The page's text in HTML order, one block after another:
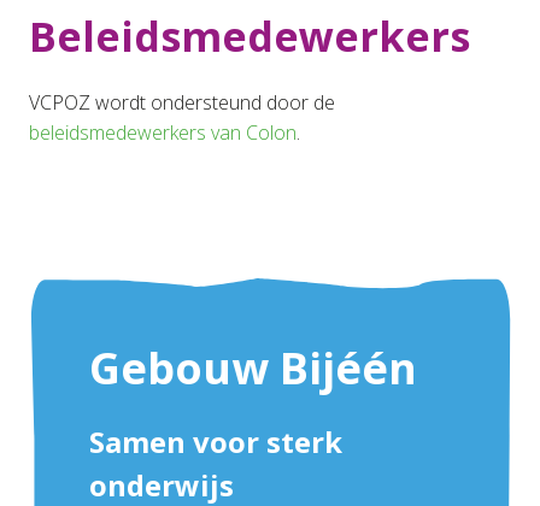
Beleidsmedewerkers
VCPOZ wordt ondersteund door de
beleidsmedewerkers van Colon.
Gebouw Bijéén
Samen voor sterk
onderwijs